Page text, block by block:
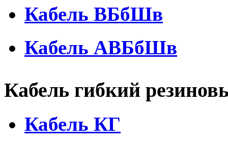
Кабель ВБбШв
Кабель АВБбШв
Кабель гибкий
Кабель КГ